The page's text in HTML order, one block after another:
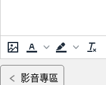
影音專區